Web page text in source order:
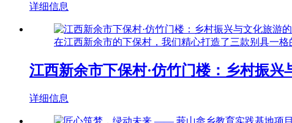
详细信息
在江西新余市的下保村，我们精心打造了三款别具一
江西新余市下保村·仿竹门楼：乡村振兴
详细信息